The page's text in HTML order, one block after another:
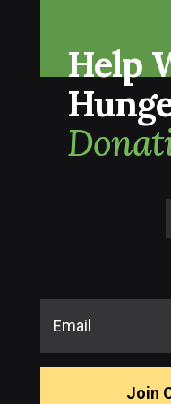
Help
Join